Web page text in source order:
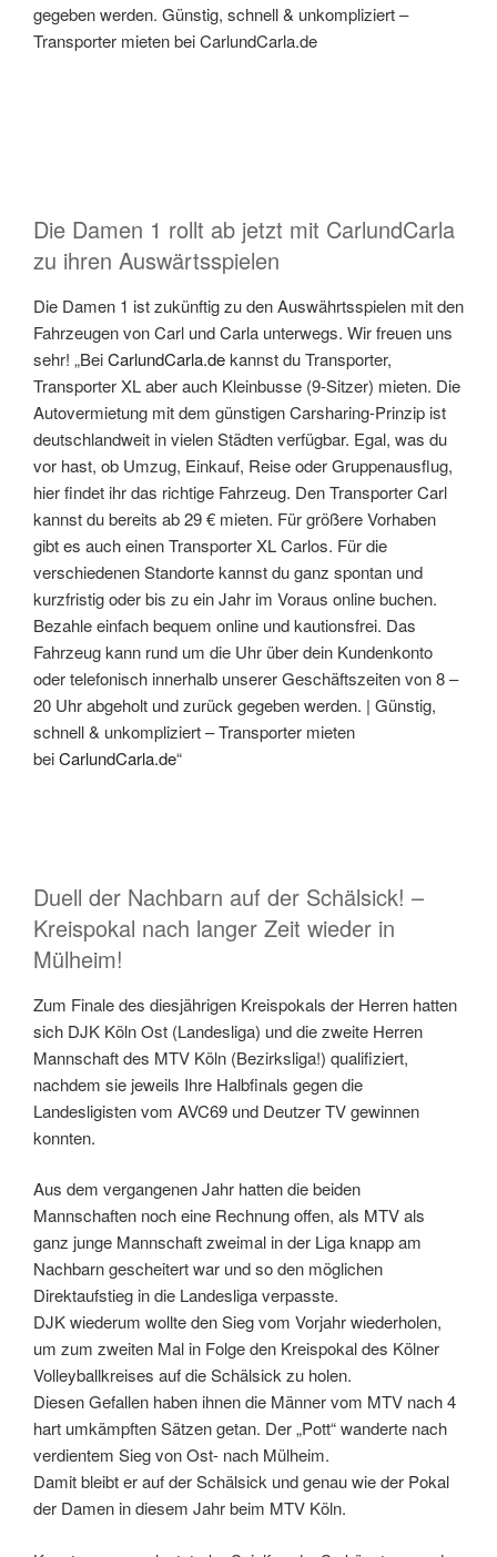
gegeben werden. Günstig, schnell & unkompliziert –
Transporter mieten bei CarlundCarla.de
Die Damen 1 rollt ab jetzt mit CarlundCarla
zu ihren Auswärtsspielen
Die Damen 1 ist zukünftig zu den Auswährtsspielen mit den
Fahrzeugen von Carl und Carla unterwegs. Wir freuen uns
sehr! „BeiCarlundCarla.dekannst du Transporter,
Transporter XL aber auch Kleinbusse (9-Sitzer) mieten. Die
Autovermietung mit dem günstigen Carsharing-Prinzip ist
deutschlandweit in vielen Städten verfügbar. Egal, was du
vor hast, ob Umzug, Einkauf, Reise oder Gruppenausflug,
hier findet ihr das richtige Fahrzeug. Den Transporter Carl
kannst du bereits ab 29 € mieten. Für größere Vorhaben
gibt es auch einen Transporter XL Carlos. Für die
verschiedenen Standorte kannst du ganz spontan und
kurzfristig oder bis zu ein Jahr im Voraus online buchen.
Bezahle einfach bequem online und kautionsfrei. Das
Fahrzeug kann rund um die Uhr über dein Kundenkonto
oder telefonisch innerhalb unserer Geschäftszeiten von 8 –
20 Uhr abgeholt und zurück gegeben werden. | Günstig,
schnell & unkompliziert – Transporter mieten
beiCarlundCarla.de“
Duell der Nachbarn auf der Schälsick! –
Kreispokal nach langer Zeit wieder in
Mülheim!
Zum Finale des diesjährigen Kreispokals der Herren hatten
sich DJK Köln Ost (Landesliga) und die zweite Herren
Mannschaft des MTV Köln (Bezirksliga!) qualifiziert,
nachdem sie jeweils Ihre Halbfinals gegen die
Landesligisten vom AVC69 und Deutzer TV gewinnen
konnten.
Aus dem vergangenen Jahr hatten die beiden
Mannschaften noch eine Rechnung offen, als MTV als
ganz junge Mannschaft zweimal in der Liga knapp am
Nachbarn gescheitert war und so den möglichen
Direktaufstieg in die Landesliga verpasste.
DJK wiederum wollte den Sieg vom Vorjahr wiederholen,
um zum zweiten Mal in Folge den Kreispokal des Kölner
Volleyballkreises auf die Schälsick zu holen.
Diesen Gefallen haben ihnen die Männer vom MTV nach 4
hart umkämpften Sätzen getan. Der „Pott“ wanderte nach
verdientem Sieg von Ost- nach Mülheim.
Damit bleibt er auf der Schälsick und genau wie der Pokal
der Damen in diesem Jahr beim MTV Köln.